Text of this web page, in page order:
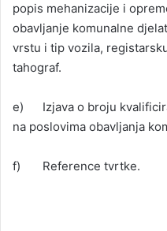
popis mehanizacije i
obavljanje komunalne
vrstu i tip vozila,
tahograf.
e) Izjava o broju
na poslovima obavljanja
f) Reference tvrtke.